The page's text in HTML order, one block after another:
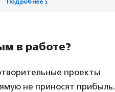
Подробнее
в работе?
проекты
не приносят прибыль.